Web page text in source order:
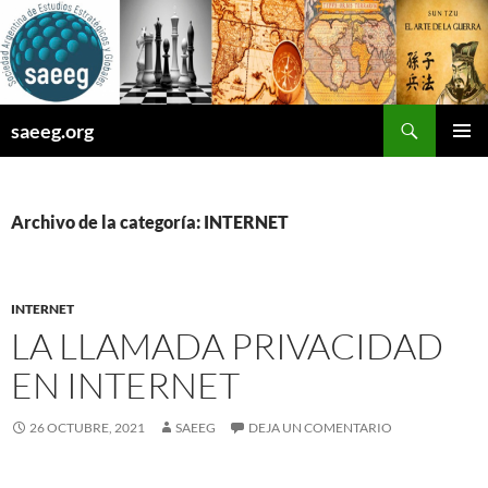
Saltar
al
contenido
saeeg.org
Archivo de la categoría: INTERNET
INTERNET
LA LLAMADA PRIVACIDAD
EN INTERNET
26 OCTUBRE, 2021 SAEEG DEJA UN COMENTARIO